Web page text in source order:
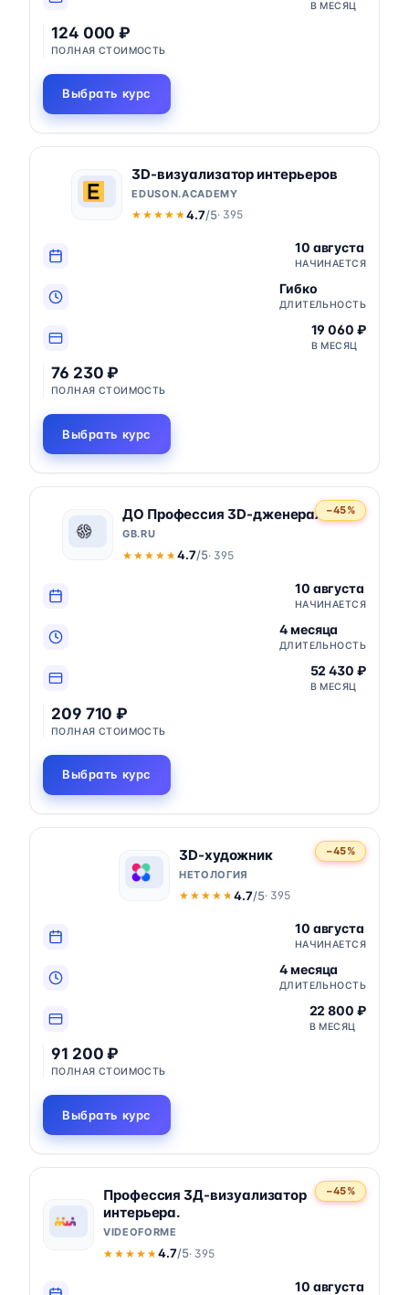
В МЕСЯЦ
124 000 ₽
ПОЛНАЯ СТОИМОСТЬ
Выбрать курс
3D-визуализатор интерьеров
EDUSON.ACADEMY
★★★★★
★★★★★4.7/5· 395
10 августа
НАЧИНАЕТСЯ
Гибко
ДЛИТЕЛЬНОСТЬ
19 060 ₽
В МЕСЯЦ
76 230 ₽
ПОЛНАЯ СТОИМОСТЬ
Выбрать курс
−45%
ДО Профессия 3D-дженералист
GB.RU
★★★★★
★★★★★ 4.7/5· 395
10 августа
НАЧИНАЕТСЯ
4 месяца
ДЛИТЕЛЬНОСТЬ
52 430 ₽
В МЕСЯЦ
209 710 ₽
ПОЛНАЯ СТОИМОСТЬ
Выбрать курс
−45%
3D-художник
НЕТОЛОГИЯ
★★★★★
★★★★★ 4.7/5· 395
10 августа
НАЧИНАЕТСЯ
4 месяца
ДЛИТЕЛЬНОСТЬ
22 800 ₽
В МЕСЯЦ
91 200 ₽
ПОЛНАЯ СТОИМОСТЬ
Выбрать курс
−45%
Профессия 3Д-визуализатор
интерьера.
VIDEOFORME
★★★★★
★★★★★ 4.7/5· 395
10 августа